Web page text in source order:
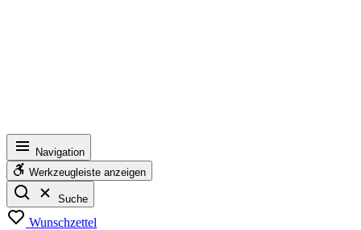
Navigation
Werkzeugleiste anzeigen
Suche
Wunschzettel